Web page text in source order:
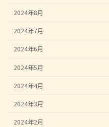
2024年8月
2024年7月
2024年6月
2024年5月
2024年4月
2024年3月
2024年2月